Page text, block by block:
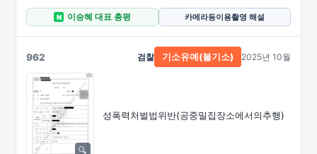
N 이승혜 대표 총평 카메라등이용촬영 해설
962
성폭력처벌법위반(공중밀집장소에서의추행)
검찰 기소유예(불기소) 2025년 10월